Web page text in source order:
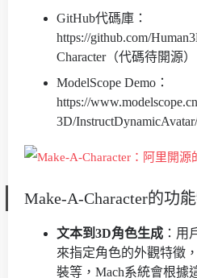
GitHub代碼庫：
https://github.com/
Character（代碼待開源）
ModelScope Demo：
https://
3D/
Make-A-Character的功
文本到3D角色生成 ：用
來指定角色的外觀特徵
裝等，Mach系統會根據